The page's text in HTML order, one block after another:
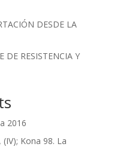
DESDE LA
DE RESISTENCIA Y
2016
Kona 98. La